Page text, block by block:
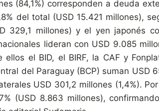
(84,1%) corresponden a deuda
del total (USD 15.421 millones),
329,1 millones) y el yen japonés
lideran con USD 9.085
el BID, el BIRF, la CAF y
del Paraguay (BCP) suman USD
USD 301,2 millones (1,4%).
(USD 8.863 millones),